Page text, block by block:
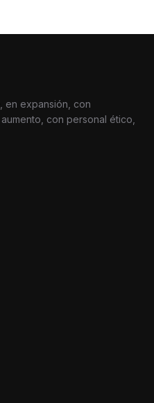
en expansión, con
con personal ético,